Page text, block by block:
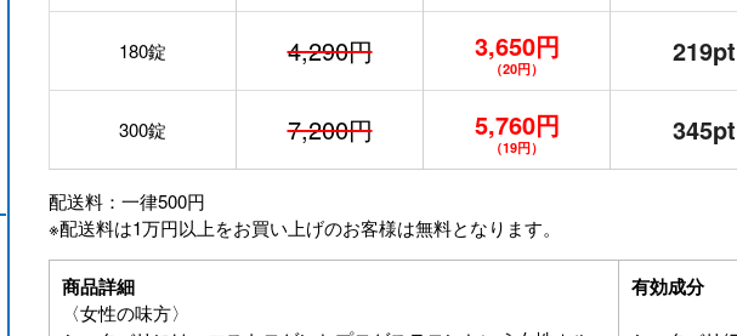
180錠 4,290円 3,650円
（20円）
219pt
300錠 7,200円 5,760円
（19円）
345pt
配送料：一律500円
※配送料は1万円以上をお買い上げのお客様は無料となります。
商品詳細
〈女性の味方〉
有効成分